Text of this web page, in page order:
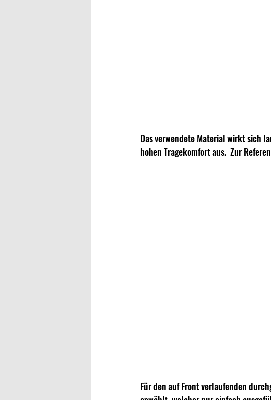
Das verwendete Material wirkt sich
hohen Tragekomfort aus.  Zur
Für den auf Front verlaufenden